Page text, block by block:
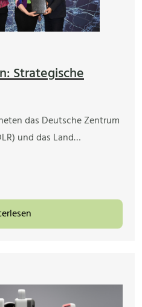
Strategische
das Deutsche Zentrum
und das Land…